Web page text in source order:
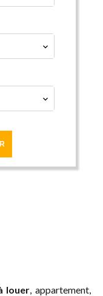
louer, appartement,